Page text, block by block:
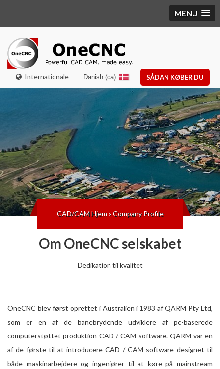
MENU
Internationale SÅDAN KØBER DU
Danish (da)
CAD/CAM Hjem»Company Profile
Om OneCNC selskabet
Dedikation til kvalitet
OneCNC blev først oprettet i Australien i 1983 af QARM Pty Ltd,
som er en af ​​de banebrydende udviklere af pc-baserede
computerstøttet produktion CAD / CAM-software. QARM var en
af ​​de første til at introducere CAD / CAM-software designet til
både maskinarbejdere og ingeniører til at køre på mainstream